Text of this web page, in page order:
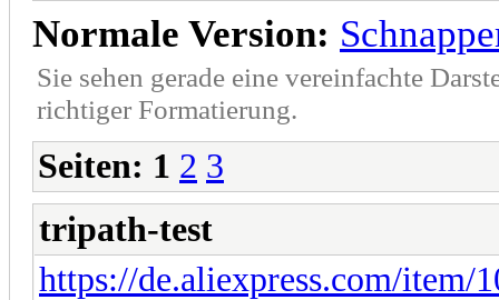
Normale Version:
Sie sehen gerade eine vereinfachte
richtiger Formatierung.
Seiten: 1 2 3
tripath-test
https://de.aliexpress.com/item/